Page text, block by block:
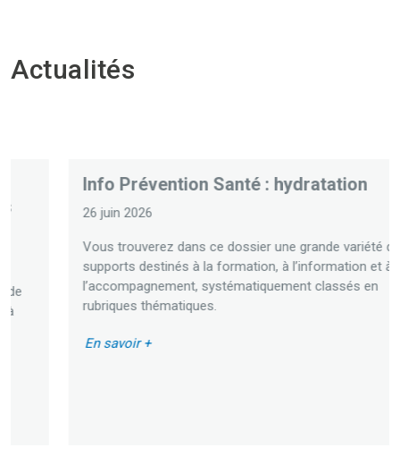
Actualités
Info Prévention Santé : hydratation
26 juin 2026
Vous trouverez dans ce dossier une grande variété de
supports destinés à la formation, à l’information et à
l’accompagnement, systématiquement classés en
rubriques thématiques.
En savoir +